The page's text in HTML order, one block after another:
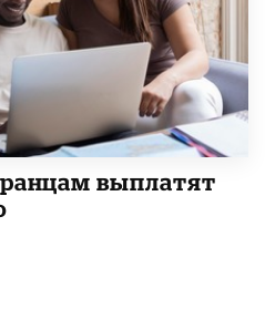
выплатят